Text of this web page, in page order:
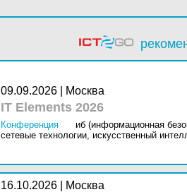
09.09.2026 | Москва
IT Elements 2026
Конференция
иб (информационная
сетевые технологии, искусственный
16.10.2026 | Москва